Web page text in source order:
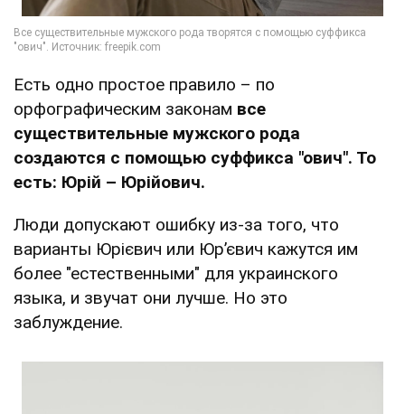
Есть одно простое правило – по
орфографическим законам все
существительные мужского рода
создаются с помощью суффикса "ович". То
есть: Юрій – Юрійович.
Люди допускают ошибку из-за того, что
варианты Юрієвич или Юр’євич кажутся им
более "естественными" для украинского
языка, и звучат они лучше. Но это
заблуждение.